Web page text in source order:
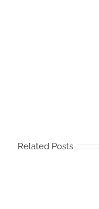
Related Posts